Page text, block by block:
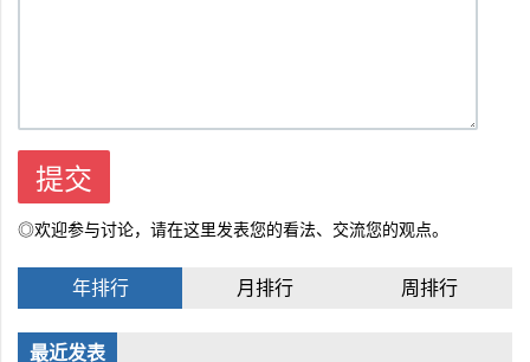
◎欢迎参与讨论，请在这里发表您的看法、交流您的观点。
年排行 月排行 周排行
最近发表